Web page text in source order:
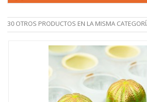
30 OTROS PRODUCTOS EN LA MISMA